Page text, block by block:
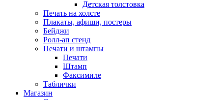
Детская толстовка
Печать на холсте
Плакаты, афиши, постеры
Бейджи
Ролл-ап стенд
Печати и штампы
Печати
Штамп
Факсимиле
Таблички
Магазин